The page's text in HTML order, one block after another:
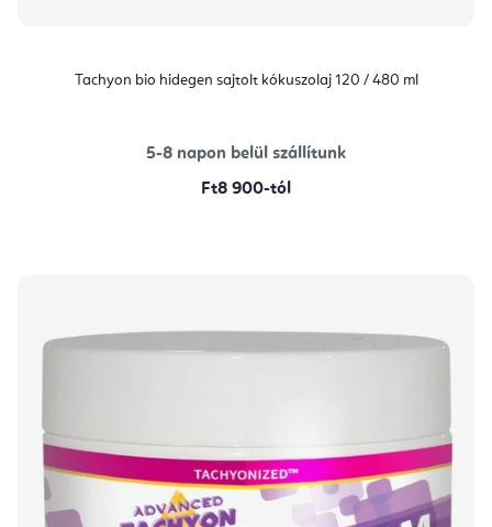
Tachyon bio hidegen sajtolt kókuszolaj 120 / 480 ml
5-8 napon belül szállítunk
Ft8 900-tól